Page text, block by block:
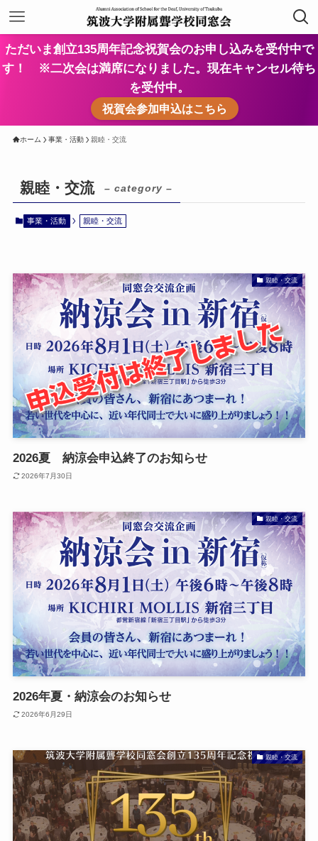
ただいま創立135周年記念祝賀会のお申し込みを受付中で
す！ ※二次会は満席になりました。現在キャンセル待ち
を受付中。
祝賀会参加申込はこちら
ホーム 事業・活動 親睦・交流
親睦・交流 – category –
事業・活動 親睦・交流
親睦・交流
2026夏 納涼会申込終了のお知らせ
2026年7月30日
親睦・交流
2026年夏・納涼会のお知らせ
2026年6月29日
親睦・交流